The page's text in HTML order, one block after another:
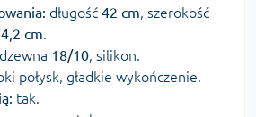
długość 42 cm, szerokość
4,2 cm.
18/10, silikon.
połysk, gładkie wykończenie.
tak.